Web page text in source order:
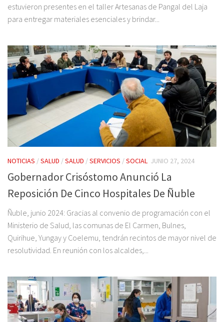
estuvieron presentes en el taller Artesanas de Pangal del Laja
para entregar materiales esenciales y brindar...
NOTICIAS /SALUD /SALUD /SERVICIOS /SOCIAL JUNIO 27, 2024
Gobernador Crisóstomo Anunció La
Reposición De Cinco Hospitales De Ñuble
Ñuble, junio 2024: Gracias al convenio de programación con el
Ministerio de Salud, las comunas de El Carmen, Bulnes,
Quirihue, Yungay y Coelemu, tendrán recintos de mayor nivel de
resolutividad. En reunión con los alcaldes,...